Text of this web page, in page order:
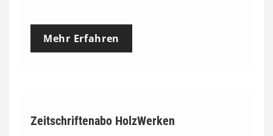
Mehr Erfahren
Zeitschriftenabo HolzWerken